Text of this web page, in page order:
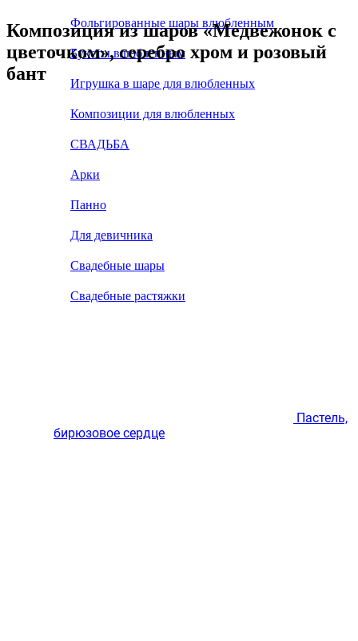
Фольгированные шары влюбленным
Букеты влюбленным
Игрушка в шаре для влюбленных
Композиции для влюбленных
СВАДЬБА
Арки
Панно
Для девичника
Свадебные шары
Свадебные растяжки
Композиция из шаров «Медвежонок с
цветочком», серебро хром и розовый
бант
Пастель,
бирюзовое сердце